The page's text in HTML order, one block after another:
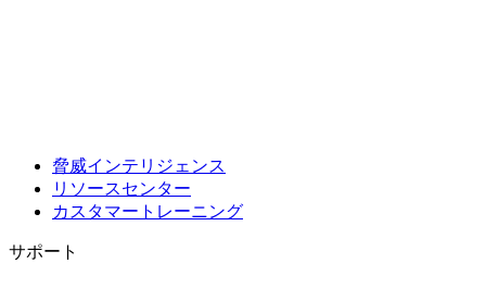
脅威インテリジェンス
リソースセンター
カスタマートレーニング
サポート